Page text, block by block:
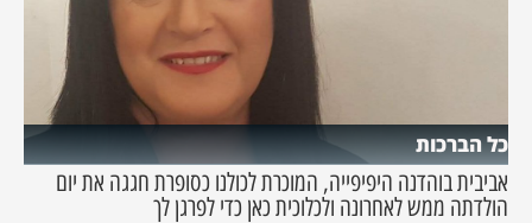
כל הברכות
אביבית בוהדנה היפיפייה, המוכרת לכולנו כסופרת חגגה את יום
הולדתה ממש לאחרונה ולכלוכית כאן כדי לפרגן לך